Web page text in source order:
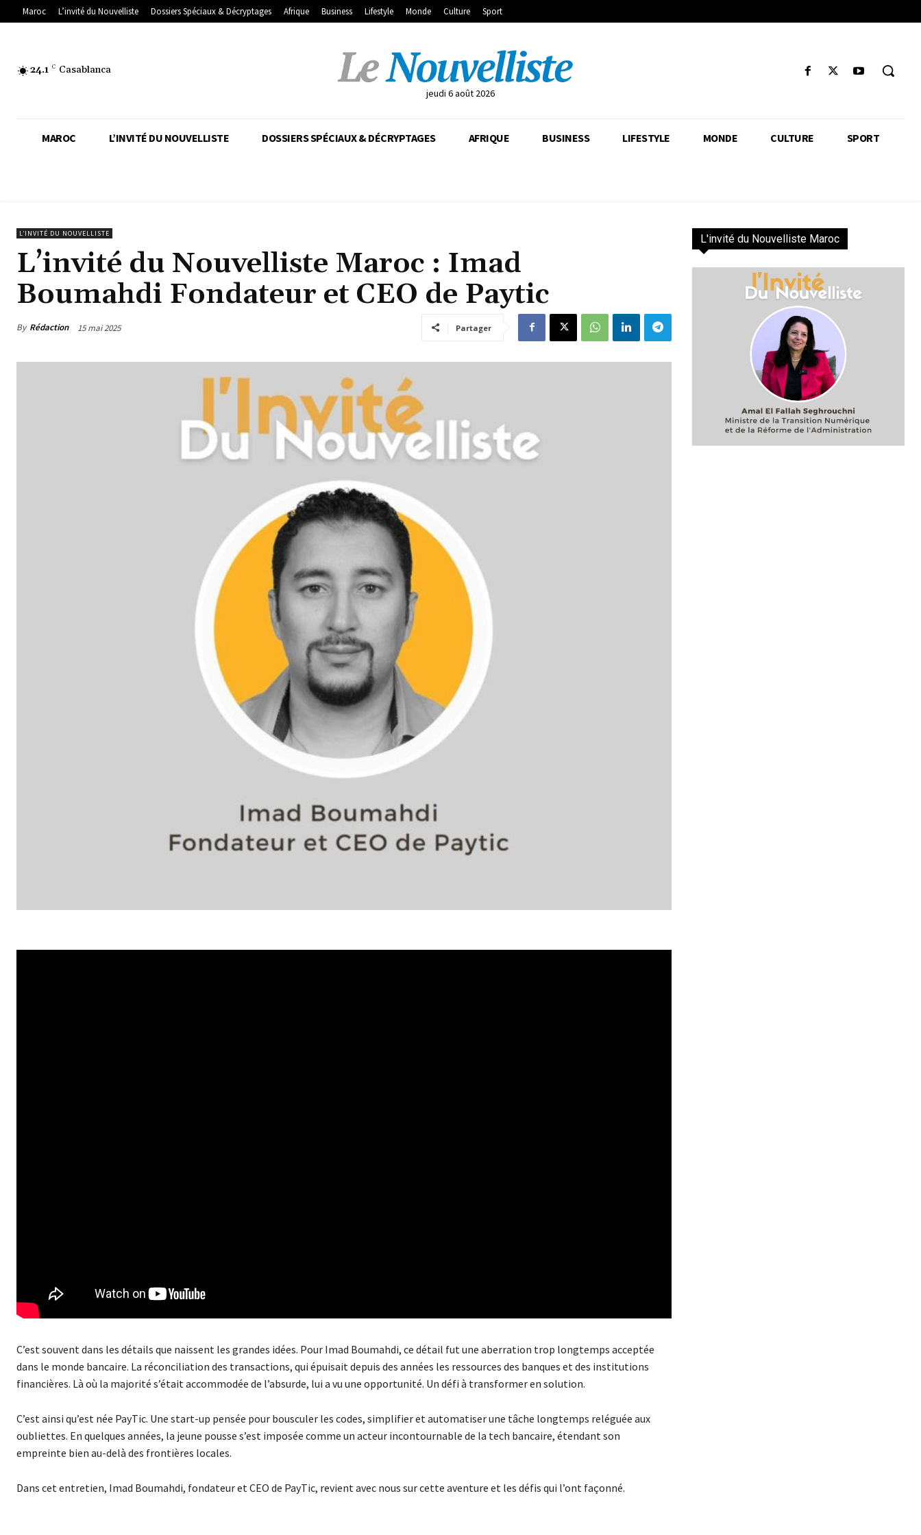
Maroc L’invité du Nouvelliste Dossiers Spéciaux & Décryptages Afrique Business Lifestyle Monde Culture Sport
24.1 C Casablanca
jeudi 6 août 2026
MAROC L’INVITÉ DU NOUVELLISTE DOSSIERS SPÉCIAUX & DÉCRYPTAGES AFRIQUE BUSINESS LIFESTYLE MONDE CULTURE SPORT
L’INVITÉ DU NOUVELLISTE
L’invité du Nouvelliste Maroc : Imad
Boumahdi Fondateur et CEO de Paytic
By Rédaction 15 mai 2025 Partager
C’est souvent dans les détails que naissent les grandes idées. Pour Imad Boumahdi, ce détail fut une aberration trop longtemps acceptée
dans le monde bancaire. La réconciliation des transactions, qui épuisait depuis des années les ressources des banques et des institutions
financières. Là où la majorité s’était accommodée de l’absurde, lui a vu une opportunité. Un défi à transformer en solution.
C’est ainsi qu’est née PayTic. Une start-up pensée pour bousculer les codes, simplifier et automatiser une tâche longtemps reléguée aux
oubliettes. En quelques années, la jeune pousse s’est imposée comme un acteur incontournable de la tech bancaire, étendant son
empreinte bien au-delà des frontières locales.
Dans cet entretien, Imad Boumahdi, fondateur et CEO de PayTic, revient avec nous sur cette aventure et les défis qui l’ont façonné.
L'invité du Nouvelliste Maroc